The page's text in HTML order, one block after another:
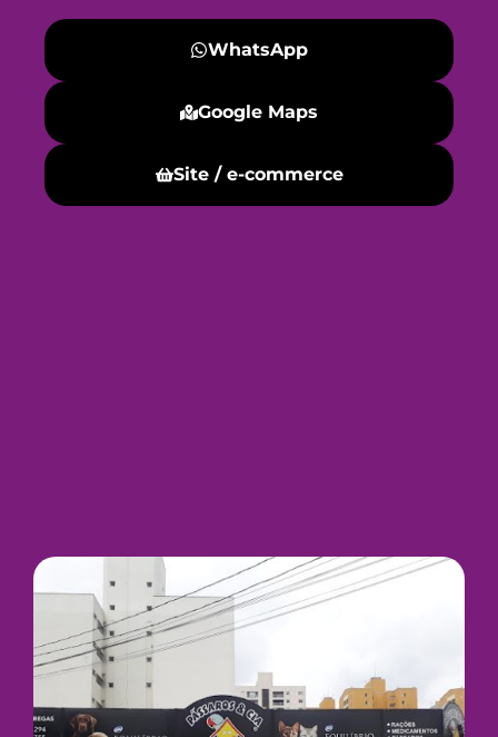
WhatsApp
Google Maps
Site / e-commerce